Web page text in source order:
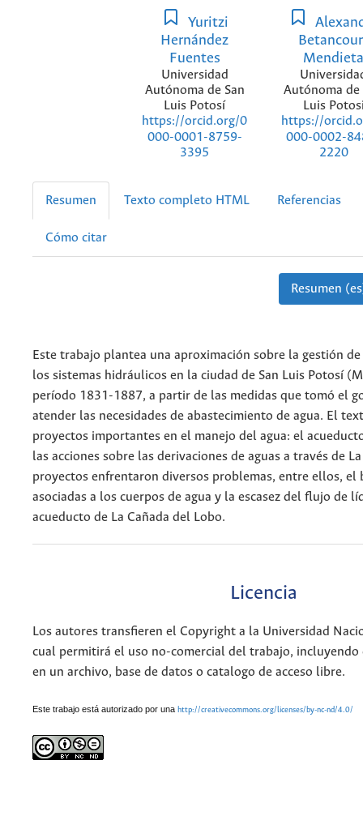
Yuritzi
Hernández
Fuentes
Universidad
Autónoma de San
Luis Potosí
https://orcid.org/0
000-0001-8759-
3395
Autónoma de
Luis
https://
000-0002-
2220
Resumen Texto completo HTML Referencias
Cómo citar
Resumen
Este trabajo plantea una aproximación sobre la gestión
los sistemas hidráulicos en la ciudad de San Luis Potosí
período 1831-1887, a partir de las medidas que tomó el
atender las necesidades de abastecimiento de agua. El
proyectos importantes en el manejo del agua: el
las acciones sobre las derivaciones de aguas a través de
proyectos enfrentaron diversos problemas, entre ellos, el
asociadas a los cuerpos de agua y la escasez del flujo de
acueducto de La Cañada del Lobo.
Licencia
Los autores transfieren el Copyright a la Universidad
cual permitirá el uso no-comercial del trabajo, incluyendo
en un archivo, base de datos o catalogo de acceso libre.
Este trabajo está autorizado por una http://creativecommons.org/licenses/by-nc-nd/4.0/